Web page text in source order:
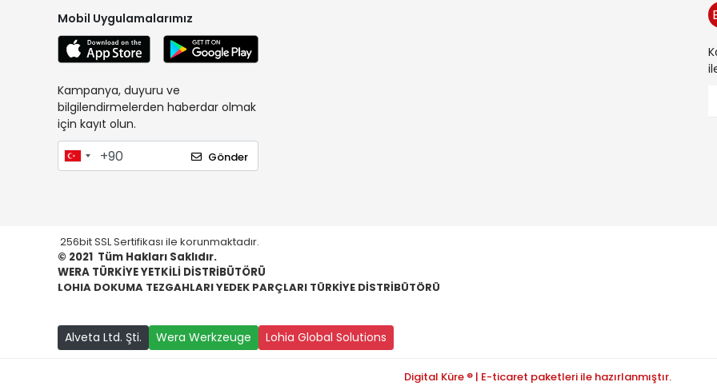
Mobil Uygulamalarımız
Kampanya, duyuru ve
bilgilendirmelerden haberdar olmak
için kayıt olun.
Gönder
256bit SSL Sertifikası ile korunmaktadır.
© 2021 Tüm Hakları Saklıdır.
WERA TÜRKİYE YETKİLİ DİSTRİBÜTÖRÜ
LOHIA DOKUMA TEZGAHLARI YEDEK PARÇLARI TÜRKİYE DİSTRİBÜTÖRÜ
Alveta Ltd. Şti. Wera Werkzeuge Lohia Global Solutions
Digital Küre ® | E-ticaret paketleri ile hazırlanmıştır.